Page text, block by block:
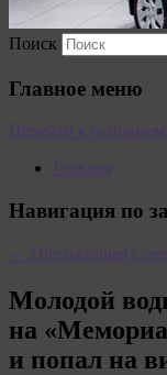
Поиск
Главное меню
Перейти к
Главная
Навигация по
← Предыдущая
Молодой
на
и попал на